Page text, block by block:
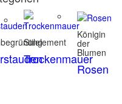
Stilelement
Trockenmauer
Königin
der
Blumen
Rosen